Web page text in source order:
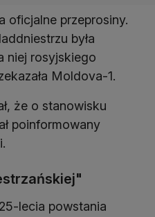
oficjalne przeprosiny.
była
niej rosyjskiego
Moldova-1.
że o stanowisku
poinformowany
lecia powstania